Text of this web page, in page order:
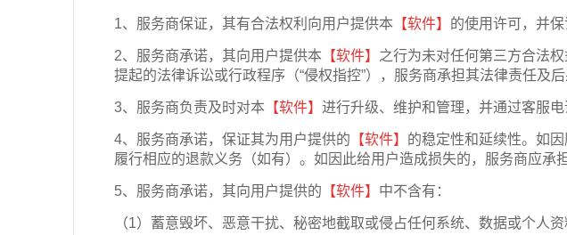
1、服务商保证，其有合法权利向用户提供本 【软件】 的使用许可，并保
2、服务商承诺，其向用户提供本 【软件】 之行为未对任何第三方合法
提起的法律诉讼或行政程序（“侵权指控”），服务商承担其法律责任及后
3、服务商负责及时对本 【软件】 进行升级、维护和管理，并通过客服
4、服务商承诺，保证其为用户提供的 【软件】 的稳定性和延续性。如
履行相应的退款义务（如有）。如因此给用户造成损失的，服务商应承
5、服务商承诺，其向用户提供的 【软件】 中不含有：
（1）蓄意毁坏、恶意干扰、秘密地截取或侵占任何系统、数据或个人